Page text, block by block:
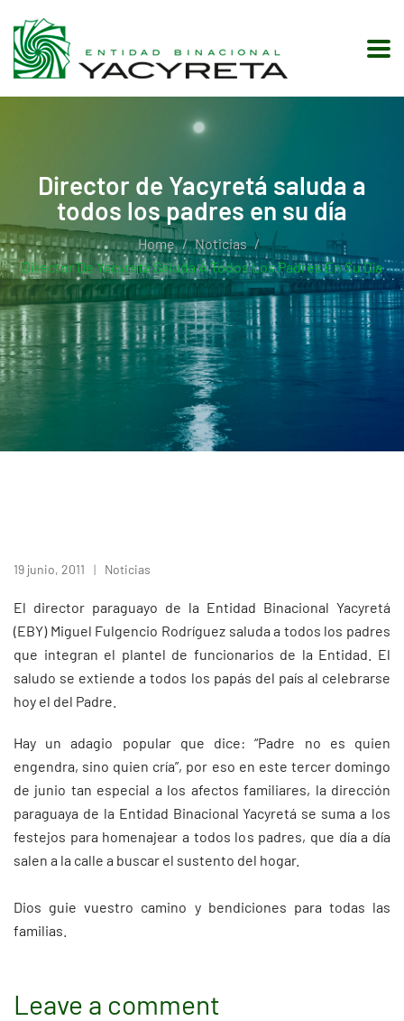
Director de Yacyretá saluda a
todos los padres en su día
Home
Noticias
Director De Yacyretá Saluda A Todos Los Padres En Su Día
19 junio, 2011 Noticias
El director paraguayo de la Entidad Binacional Yacyretá
(EBY) Miguel Fulgencio Rodríguez saluda a todos los padres
que integran el plantel de funcionarios de la Entidad. El
saludo se extiende a todos los papás del país al celebrarse
hoy el del Padre.
Hay un adagio popular que dice: “Padre no es quien
engendra, sino quien cría”, por eso en este tercer domingo
de junio tan especial a los afectos familiares, la dirección
paraguaya de la Entidad Binacional Yacyretá se suma a los
festejos para homenajear a todos los padres, que día a día
salen a la calle a buscar el sustento del hogar.
Dios guie vuestro camino y bendiciones para todas las
familias.
Leave a comment